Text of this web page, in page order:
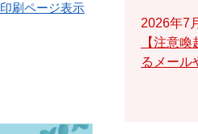
印刷ページ表示
2026年7
【注意
るメール